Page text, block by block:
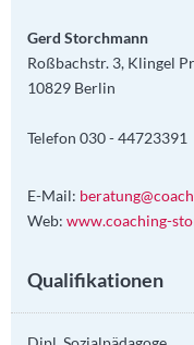
Gerd Storchmann
Roßbachstr. 3, Klingel
10829 Berlin
Telefon 030 - 44723391
E-Mail:
Web: www.coaching-
Qualifikationen